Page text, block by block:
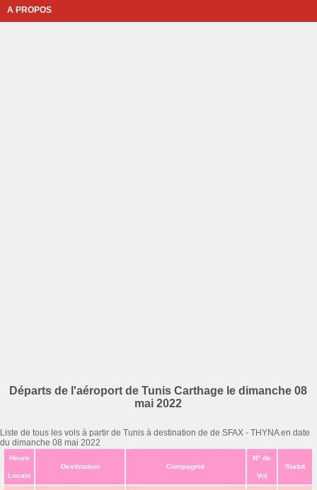
A PROPOS
Départs de l'aéroport de Tunis Carthage le dimanche 08
mai 2022
Liste de tous les vols à partir de Tunis à destination de de SFAX - THYNA en date
du dimanche 08 mai 2022
Heure
Locale
Destination Compagnie
N° de
Vol
Statut